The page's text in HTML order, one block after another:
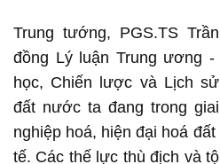
Trung tướng, PGS.TS
đồng Lý luận Trung ương
học, Chiến lược và Lịch
đất nước ta đang trong
nghiệp hoá, hiện đại hoá
tế. Các thế lực thù địch và